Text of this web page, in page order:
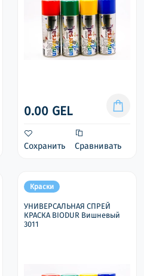
0.00 GEL
Сохранить Сравнивать
Краски
УНИВЕРСАЛЬНАЯ СПРЕЙ
КРАСКА BIODUR Вишневый
3011